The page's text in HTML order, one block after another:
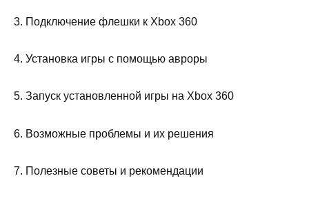
3. Подключение флешки к Xbox 360
4. Установка игры с помощью авроры
5. Запуск установленной игры на Xbox 360
6. Возможные проблемы и их решения
7. Полезные советы и рекомендации